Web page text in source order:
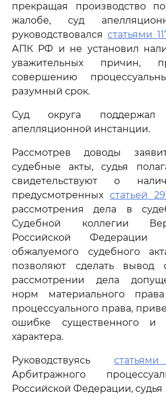
прекращая производство
жалобе, суд
руководствовался статьями
АПК РФ и не установил
уважительных причин,
совершению
разумный срок.
Суд округа
апелляционной инстанции.
Рассмотрев доводы
судебные акты, судья
свидетельствуют о
предусмотренных статьей
рассмотрения дела в
Судебной коллегии
Российской Федерации
обжалуемого судебного
позволяют сделать
рассмотрении дела
норм материального
процессуального права,
ошибке существенного и
характера.
Руководствуясь
Арбитражного
Российской Федерации, судья